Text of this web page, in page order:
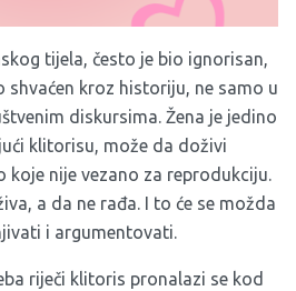
tijela, često je bio ignorisan,
shvaćen kroz historiju, ne samo u
diskursima. Žena je jedino
klitorisu, može da doživi
koje nije vezano za reprodukciju.
a da ne rađa. I to će se možda
i argumentovati.
riječi klitoris pronalazi se kod